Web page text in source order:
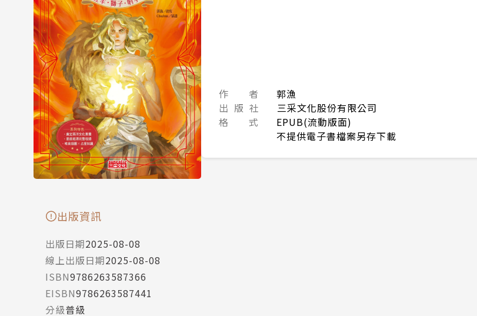
作 者
郭漁
出 版 社
三采文化股份有限公司
格 式
EPUB(流動版面)
不提供電子書檔案另存下載
出版資訊
出版日期2025-08-08
線上出版日期2025-08-08
ISBN9786263587366
EISBN9786263587441
分級普級